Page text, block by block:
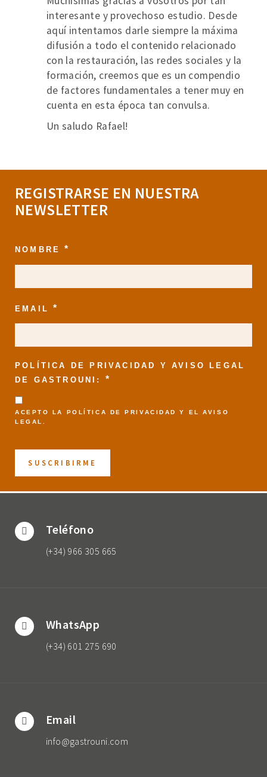
interesante y provechoso estudio. Desde
aquí intentamos darle siempre la máxima
difusión a todo el contenido relacionado
con la restauración, las redes sociales y la
formación, creemos que es un compendio
de factores fundamentales a tener muy en
cuenta en esta época tan convulsa.
Un saludo Rafael!
REGISTRARSE EN NUESTRA
NEWSLETTER
NOMBRE*
EMAIL*
POLÍTICA DE PRIVACIDAD Y AVISO LEGAL
DE GASTROUNI: *
ACEPTO LA POLÍTICA DE PRIVACIDAD Y ELAVISO
LEGAL
Teléfono
(+34) 966 305 665
WhatsApp
(+34) 601 275 690
Email
info@gastrouni.com